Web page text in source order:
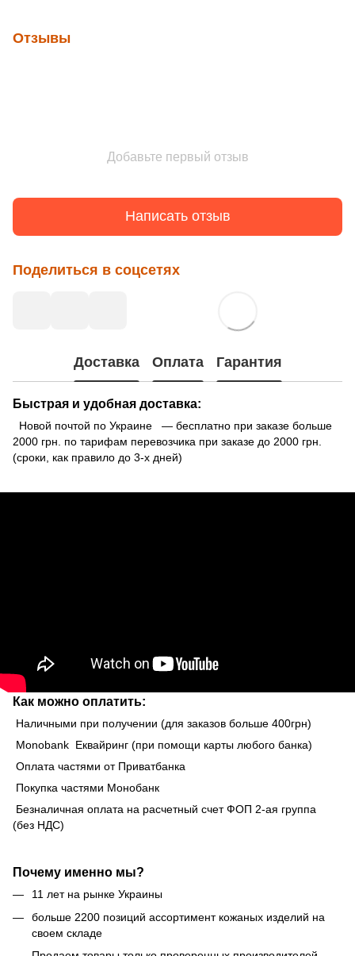
Отзывы
Добавьте первый отзыв
Написать отзыв
Поделиться в соцсетях
Доставка Оплата Гарантия
Быстрая и удобная доставка:
Новой почтой по Украине — бесплатно при заказе больше
2000 грн. по тарифам перевозчика при заказе до 2000 грн.
(сроки, как правило до 3-х дней)
Как можно оплатить:
Наличными при получении (для заказов больше 400грн)
Monobank Еквайринг (при помощи карты любого банка)
Оплата частями от Приватбанка
Покупка частями Монобанк
Безналичная оплата на расчетный счет ФОП 2-ая группа
(без НДС)
Почему именно мы?
11 лет на рынке Украины
больше 2200 позиций ассортимент кожаных изделий на
своем складе